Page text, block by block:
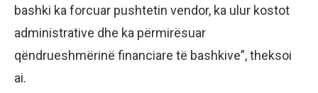
bashki ka forcuar pushtetin vendor, ka ulur kostot
administrative dhe ka përmirësuar
qëndrueshmërinë financiare të bashkive”, theksoi
ai.